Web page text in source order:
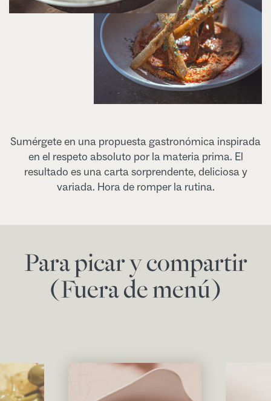
Sumérgete en una propuesta gastronómica inspirada
en el respeto absoluto por la materia prima. El
resultado es una carta sorprendente, deliciosa y
variada. Hora de romper la rutina.
Para picar y compartir
(Fuera de menú)